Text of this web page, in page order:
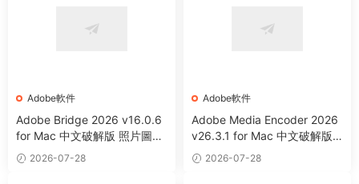
Adobe軟件
Adobe Bridge 2026 v16.0.6
for Mac 中文破解版 照片圖像
等資源管理器
2026-07-28
Adobe軟件
Adobe Media Encoder 2026
v26.3.1 for Mac 中文破解版
視頻音頻編碼器
2026-07-28